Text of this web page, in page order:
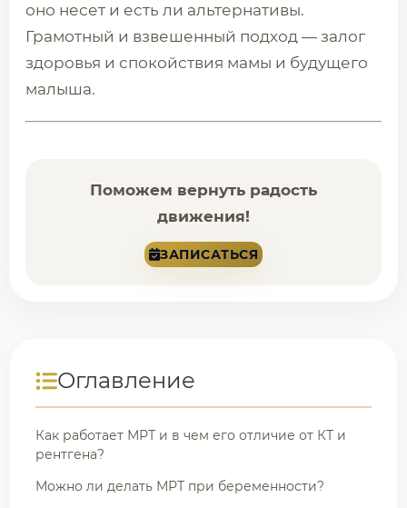
оно несет и есть ли альтернативы.
Грамотный и взвешенный подход — залог
здоровья и спокойствия мамы и будущего
малыша.
Поможем вернуть радость
движения!
ЗАПИСАТЬСЯ
Оглавление
Как работает МРТ и в чем его отличие от КТ и
рентгена?
Можно ли делать МРТ при беременности?